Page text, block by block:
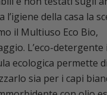
della casa la
il Multiuso Eco Bio,
L’eco-detergente
ecologica permette
sia per i capi